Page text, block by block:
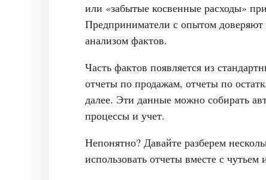
или «забытые косвенные расходы»
Предприниматели с опытом доверяют
анализом фактов.
Часть фактов появляется из
отчеты по продажам, отчеты по
далее. Эти данные можно собирать
процессы и учет.
Непонятно? Давайте разберем
использовать отчеты вместе с чутьем